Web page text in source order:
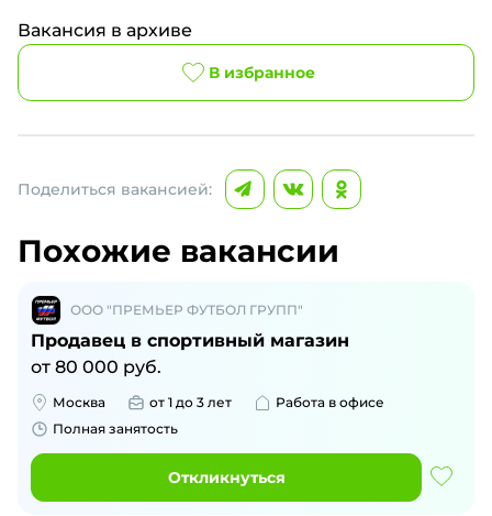
Вакансия в архиве
В избранное
Поделиться вакансией:
Похожие вакансии
ООО "ПРЕМЬЕР ФУТБОЛ ГРУПП"
Продавец в спортивный магазин
от 80 000 руб.
Москва от 1 до 3 лет
Работа в офисе
Полная занятость
Откликнуться